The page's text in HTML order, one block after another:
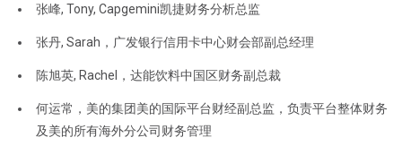
张峰, Tony, Capgemini凯捷财务分析总监
张丹, Sarah，广发银行信用卡中心财会部副总经理
陈旭英, Rachel，达能饮料中国区财务副总裁
何运常，美的集团美的国际平台财经副总监，负责平台整体财务
及美的所有海外分公司财务管理